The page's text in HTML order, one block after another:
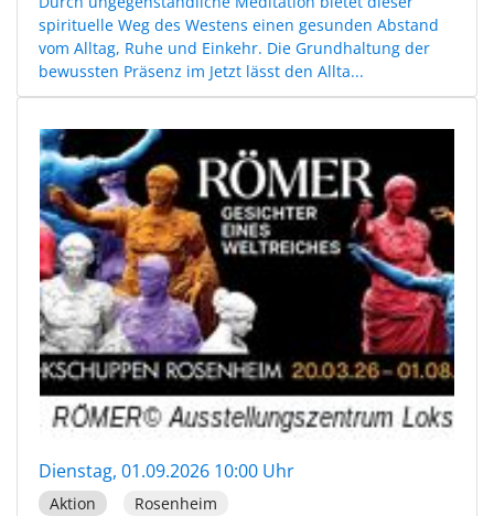
spirituelle Weg des Westens einen gesunden Abstand
vom Alltag, Ruhe und Einkehr. Die Grundhaltung der
bewussten Präsenz im Jetzt lässt den Allta...
Dienstag, 01.09.2026 10:00 Uhr
Aktion Rosenheim